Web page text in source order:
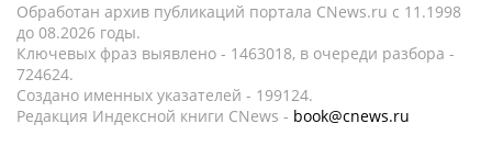
Обработан архив публикаций портала CNews.ru c 11.1998
до 08.2026 годы.
Ключевых фраз выявлено - 1463018, в очереди разбора -
724624.
Создано именных указателей - 199124.
Редакция Индексной книги CNews - book@cnews.ru